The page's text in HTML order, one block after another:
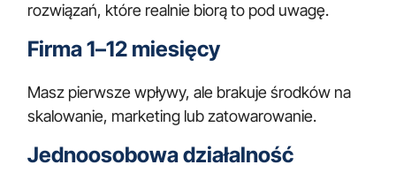
rozwiązań, które realnie biorą to pod uwagę.
Firma 1–12 miesięcy
Masz pierwsze wpływy, ale brakuje środków na
skalowanie, marketing lub zatowarowanie.
Jednoosobowa działalność